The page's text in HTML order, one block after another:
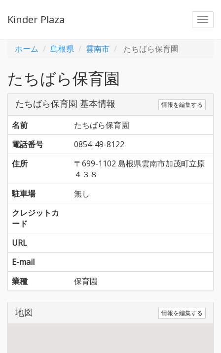
Kinder Plaza
ホーム 島根県 雲南市 たちばら保育園
たちばら保育園
たちばら保育園 基本情報 情報を編集する
名前
たちばら保育園
電話番号
0854-49-8122
住所
〒699-1102 島根県雲南市加茂町立原
４３８
駐車場
無し
クレジットカ
ード
URL
E-mail
業種
保育園
地図 情報を編集する